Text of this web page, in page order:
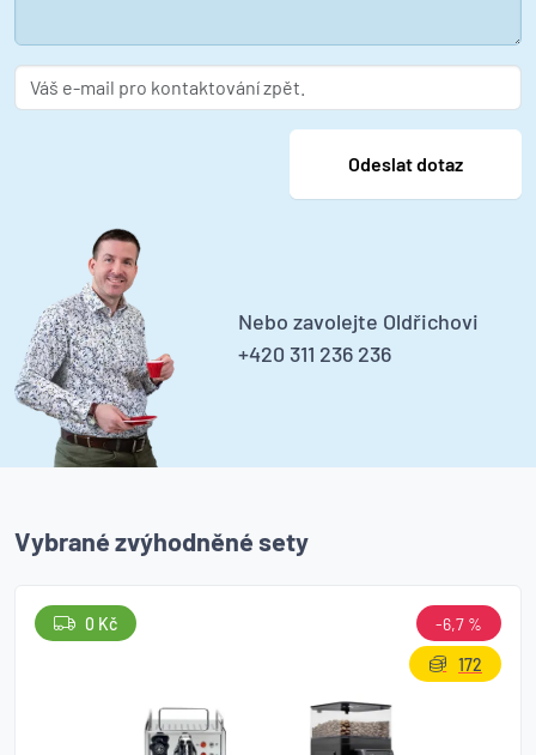
Nebo zavolejte Oldřichovi
+420 311 236 236
Vybrané zvýhodněné sety
0 Kč
-6,7 %
172